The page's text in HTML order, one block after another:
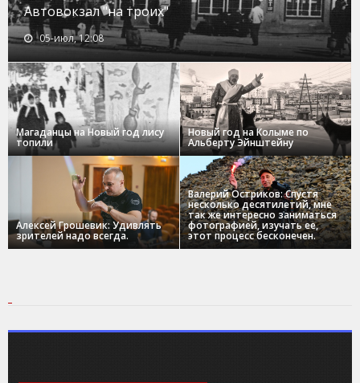
Автовокзал "на троих"
05-июл, 12:08
Магаданцы на Новый год лису
топили
Новый год на Колыме по
Альберту Эйнштейну
Алексей Грошевик: Удивлять
зрителей надо всегда.
Валерий Остриков: Спустя
несколько десятилетий, мне
так же интересно заниматься
фотографией, изучать ее,
этот процесс бесконечен.